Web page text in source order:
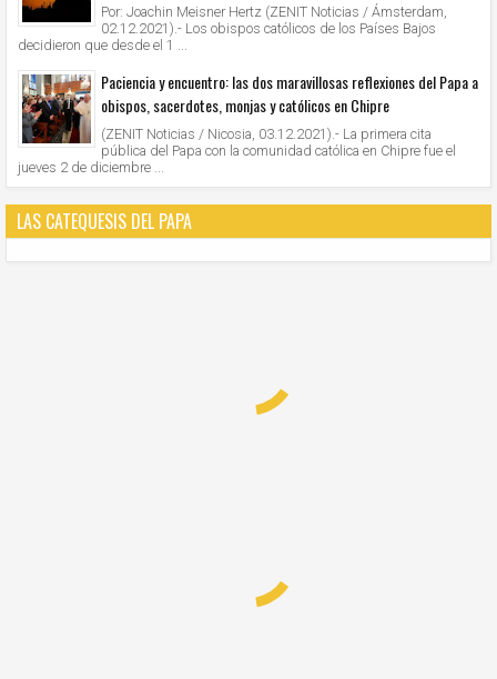
Por: Joachin Meisner Hertz (ZENIT Noticias / Ámsterdam,
02.12.2021).- Los obispos católicos de los Países Bajos
decidieron que desde el 1 ...
Paciencia y encuentro: las dos maravillosas reflexiones del Papa a
obispos, sacerdotes, monjas y católicos en Chipre
(ZENIT Noticias / Nicosia, 03.12.2021).- La primera cita
pública del Papa con la comunidad católica en Chipre fue el
jueves 2 de diciembre ...
LAS CATEQUESIS DEL PAPA